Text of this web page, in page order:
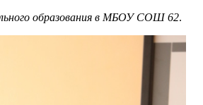
образования в МБОУ СОШ 62.